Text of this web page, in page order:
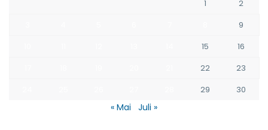
1
2
9
15
16
22
23
29 30
« Mai Juli »